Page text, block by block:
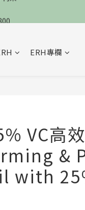
來 ERH專欄
VC高
&
with